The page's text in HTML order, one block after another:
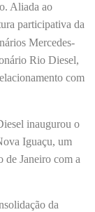
Aliada ao
participativa da
Mercedes-
Rio Diesel,
com
inaugurou o
Iguaçu, um
de Janeiro com a
da